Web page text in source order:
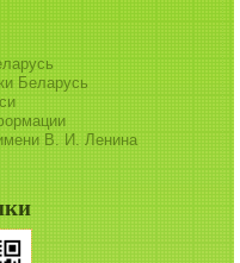
Беларусь
В. И. Ленина